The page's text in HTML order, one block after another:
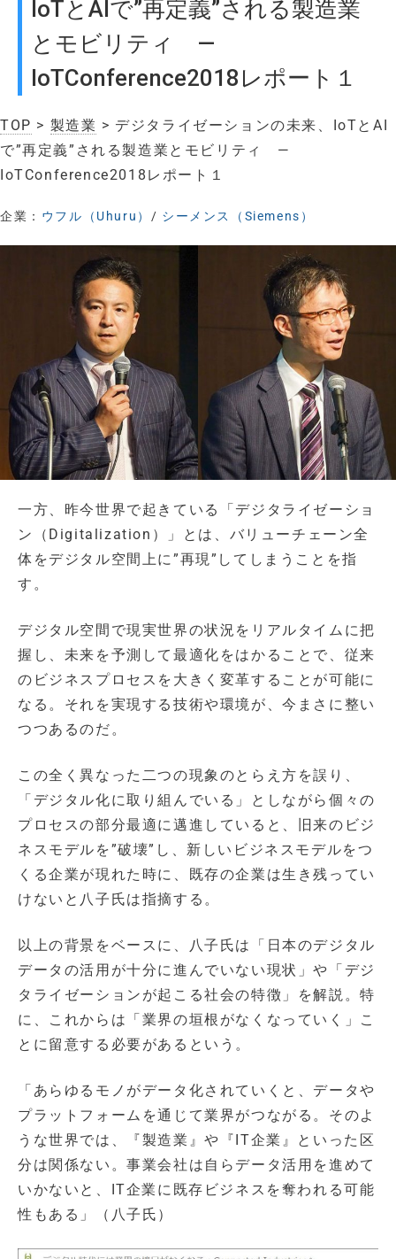
IoTとAIで”再定義”される製造業
とモビリティ —
IoTConference2018レポート１
TOP > 製造業 > デジタライゼーションの未来、IoTとAI
で”再定義”される製造業とモビリティ —
IoTConference2018レポート１
企業： ウフル（Uhuru） / シーメンス（Siemens）
一方、昨今世界で起きている「デジタライゼーショ
ン（Digitalization）」とは、バリューチェーン全
体をデジタル空間上に”再現”してしまうことを指
す。
デジタル空間で現実世界の状況をリアルタイムに把
握し、未来を予測して最適化をはかることで、従来
のビジネスプロセスを大きく変革することが可能に
なる。それを実現する技術や環境が、今まさに整い
つつあるのだ。
この全く異なった二つの現象のとらえ方を誤り、
「デジタル化に取り組んでいる」としながら個々の
プロセスの部分最適に邁進していると、旧来のビジ
ネスモデルを”破壊”し、新しいビジネスモデルをつ
くる企業が現れた時に、既存の企業は生き残ってい
けないと八子氏は指摘する。
以上の背景をベースに、八子氏は「日本のデジタル
データの活用が十分に進んでいない現状」や「デジ
タライゼーションが起こる社会の特徴」を解説。特
に、これからは「業界の垣根がなくなっていく」こ
とに留意する必要があるという。
「あらゆるモノがデータ化されていくと、データや
プラットフォームを通じて業界がつながる。そのよ
うな世界では、『製造業』や『IT企業』といった区
分は関係ない。事業会社は自らデータ活用を進めて
いかないと、IT企業に既存ビジネスを奪われる可能
性もある」（八子氏）